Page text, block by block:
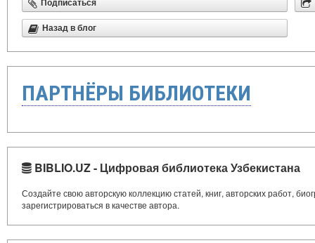
Подписаться
Назад в блог
ПАРТНЁРЫ БИБЛИОТЕКИ
BIBLIO.UZ - Цифровая библиотека Узбекистана
Создайте свою авторскую коллекцию статей, книг, авторских работ,
зарегистрироваться в качестве автора.